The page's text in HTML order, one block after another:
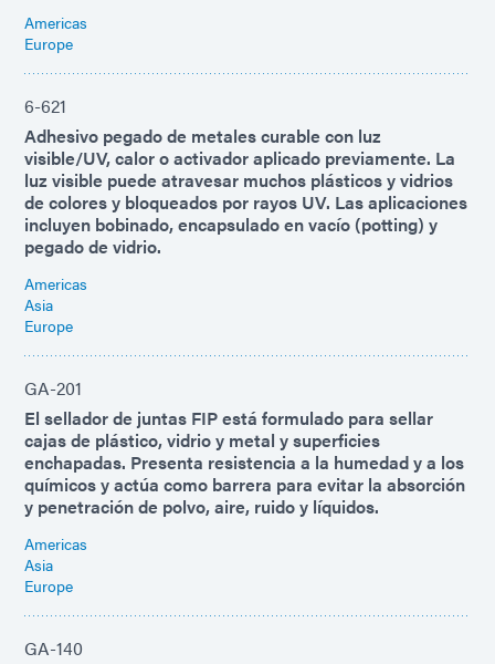
Americas
Europe
6-621
Adhesivo pegado de metales curable con luz
visible/UV, calor o activador aplicado previamente. La
luz visible puede atravesar muchos plásticos y vidrios
de colores y bloqueados por rayos UV. Las aplicaciones
incluyen bobinado, encapsulado en vacío (potting) y
pegado de vidrio.
Americas
Asia
Europe
GA-201
El sellador de juntas FIP está formulado para sellar
cajas de plástico, vidrio y metal y superficies
enchapadas. Presenta resistencia a la humedad y a los
químicos y actúa como barrera para evitar la absorción
y penetración de polvo, aire, ruido y líquidos.
Americas
Asia
Europe
GA-140